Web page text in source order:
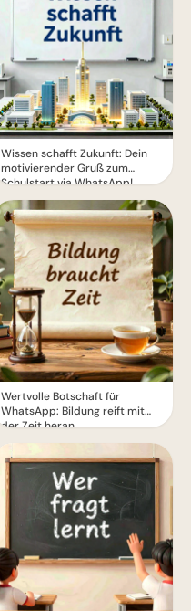
Wissen schafft Zukunft: Dein
motivierender Gruß zum
Schulstart via WhatsApp!
Wertvolle Botschaft für
WhatsApp: Bildung reift mit
der Zeit heran